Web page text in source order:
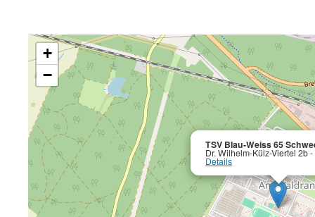
TSV Blau-Weiss 65
Dr. Wilhelm-Külz-Viertel 2b
Details
+
−